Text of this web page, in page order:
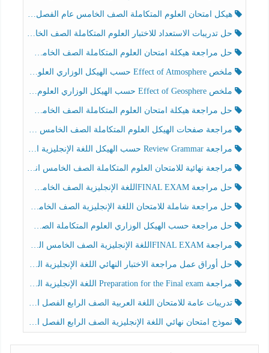
هيكل امتحان العلوم المتكاملة الصف الخامس عام الفصل الدراسي الثالث 2025-2026
حل تدريبات الاستعداد للاختبار العلوم المتكاملة الصف الخامس عام الفصل الثالث
حل مراجعة هيكلة امتحان العلوم المتكاملة الصف الخامس انسبير الفصل الثالث
ملخص Effect of Atmosphere حسب الهيكل الوزاري العلوم المتكاملة الصف الخامس انسبير الفصل الثالث
ملخص Effect of Geosphere حسب الهيكل الوزاري العلوم المتكاملة الصف الخامس انسبير الفصل الثالث
حل مراجعة هيكلة امتحان العلوم المتكاملة الصف الخامس عام الفصل الثالث
مراجعة صفحات الهيكل العلوم المتكاملة الصف الخامس انسبير الفصل الثالث
مراجعة Review Grammar حسب الهيكل اللغة الإنجليزية الصف الخامس الفصل الثالث
مراجعة نهائية للامتحان العلوم المتكاملة الصف الخامس انسبير الفصل الثالث
حل مراجعة FINAL EXAMاللغة الإنجليزية الصف الخامس الفصل الثالث
حل مراجعة شاملة للامتحان اللغة الإنجليزية الصف الخامس الفصل الثالث
حل مراجعة حسب الهيكل الوزاري العلوم المتكاملة الصف الخامس عام الفصل الثالث
مراجعة FINAL EXAMاللغة الإنجليزية الصف الخامس الفصل الثالث
حل أوراق عمل مراجعة الاختبار النهائي اللغة الإنجليزية الصف الرابع الفصل الثالث
مراجعة Preparation for the Final exam اللغة الإنجليزية الصف الرابع الفصل الثالث
تدريبات عامة للامتحان اللغة العربية الصف الرابع الفصل الثالث
نموذج امتحان نهائي اللغة الإنجليزية الصف الرابع الفصل الثالث